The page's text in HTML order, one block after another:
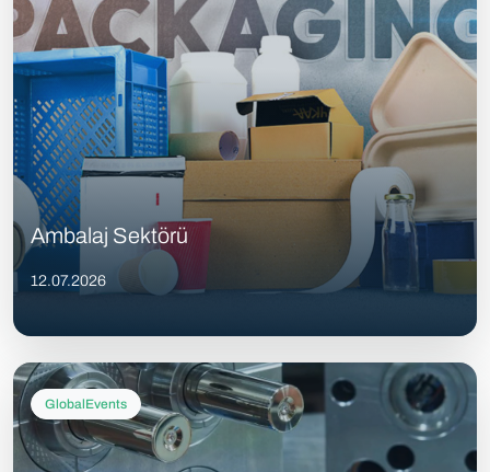
Ambalaj Sektörü
12.07.2026
GlobalEvents